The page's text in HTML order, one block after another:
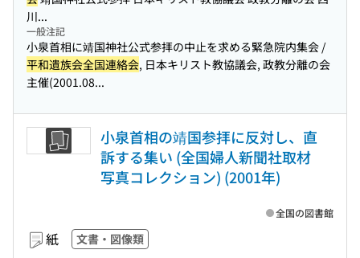
川...
一般注記
小泉首相に靖国神社公式参拝の中止を求める緊急院内集会 /
平和遺族会全国連絡会, 日本キリスト教協議会, 政教分離の会
主催(2001.08...
小泉首相の靖国参拝に反対し、直
訴する集い (全国婦人新聞社取材
写真コレクション) (2001年)
紙 文書・図像類
全国の図書館